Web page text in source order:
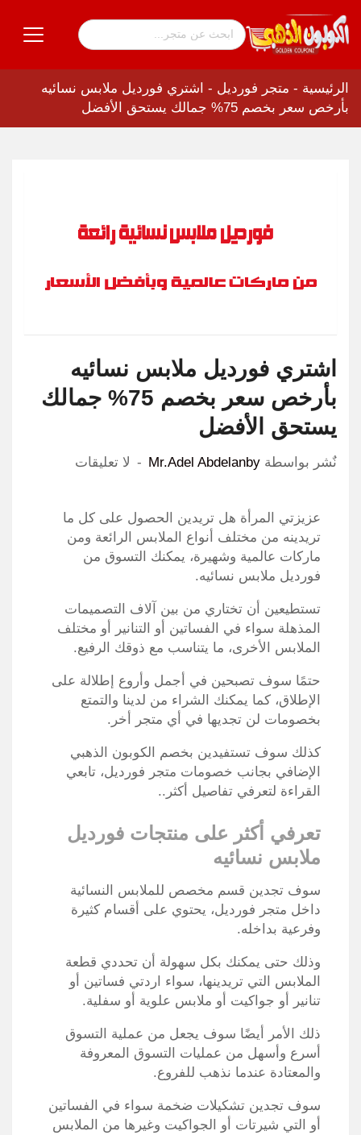
الرئيسية - متجر فورديل - اشتري فورديل ملابس نسائيه
بأرخص سعر بخصم 75% جمالك يستحق الأفضل
اشتري فورديل ملابس نسائيه
بأرخص سعر بخصم 75% جمالك
يستحق الأفضل
نٌشر بواسطة Mr.Adel Abdelanby لا تعليقات
عزيزتي المرأة هل تريدين الحصول على كل ما
تريدينه من مختلف أنواع الملابس الرائعة ومن
ماركات عالمية وشهيرة، يمكنك التسوق من
فورديل ملابس نسائيه.
تستطيعين أن تختاري من بين آلاف التصميمات
المذهلة سواء في الفساتين أو التنانير أو مختلف
الملابس الأخرى، ما يتناسب مع ذوقك الرفيع.
حتمًا سوف تصبحين في أجمل وأروع إطلالة على
الإطلاق، كما يمكنك الشراء من لدينا والتمتع
بخصومات لن تجديها في أي متجر أخر.
كذلك سوف تستفيدين بخصم الكوبون الذهبي
الإضافي بجانب خصومات متجر فورديل، تابعي
القراءة لتعرفي تفاصيل أكثر..
تعرفي أكثر على منتجات فورديل
ملابس نسائيه
سوف تجدين قسم مخصص للملابس النسائية
داخل متجر فورديل، يحتوي على أقسام كثيرة
وفرعية بداخله.
وذلك حتى يمكنك بكل سهولة أن تحددي قطعة
الملابس التي تريدينها، سواء اردتي فساتين أو
تنانير أو جواكيت أو ملابس علوية أو سفلية.
ذلك الأمر أيضًا سوف يجعل من عملية التسوق
أسرع وأسهل من عمليات التسوق المعروفة
والمعتادة عندما نذهب للفروع.
سوف تجدين تشكيلات ضخمة سواء في الفساتين
أو التي شيرتات أو الجواكيت وغيرها من الملابس